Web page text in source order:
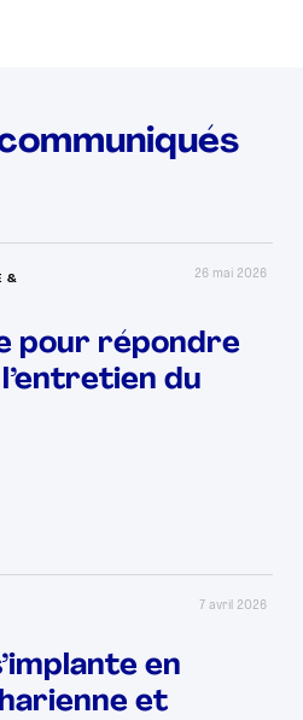
&
26 mai 2026
pour répondre
du
7 avril 2026
en
et